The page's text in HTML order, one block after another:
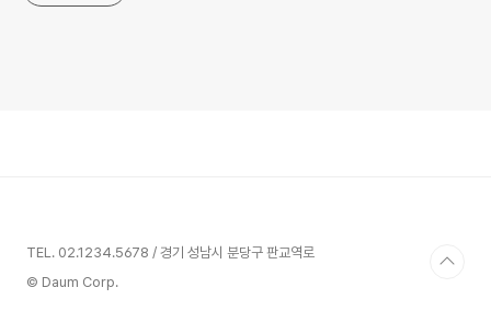
TEL. 02.1234.5678 / 경기 성남시 분당구 판교역로
© Daum Corp.